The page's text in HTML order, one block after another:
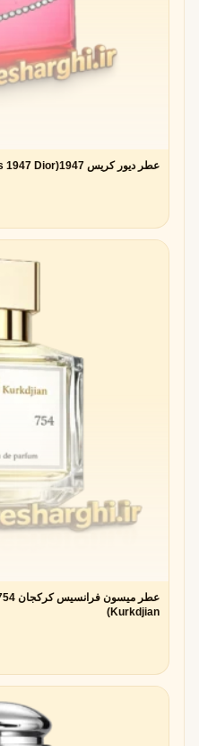
عطر دیور کریس 1947(Chris 1947 Dior)
Kurkdjian)